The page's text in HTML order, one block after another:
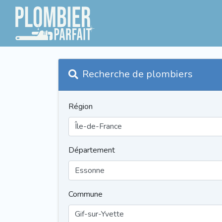
Recherche de plombiers
Région
Département
Commune